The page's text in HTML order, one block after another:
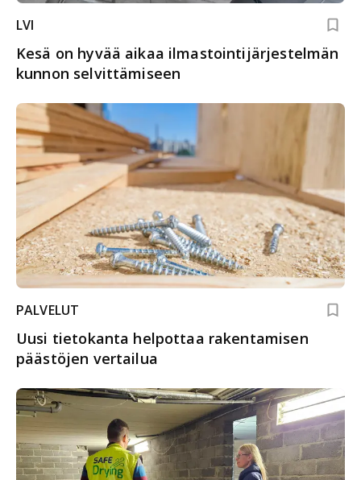
LVI
Kesä on hyvää aikaa ilmastointijärjestelmän
kunnon selvittämiseen
PALVELUT
Uusi tietokanta helpottaa rakentamisen
päästöjen vertailua